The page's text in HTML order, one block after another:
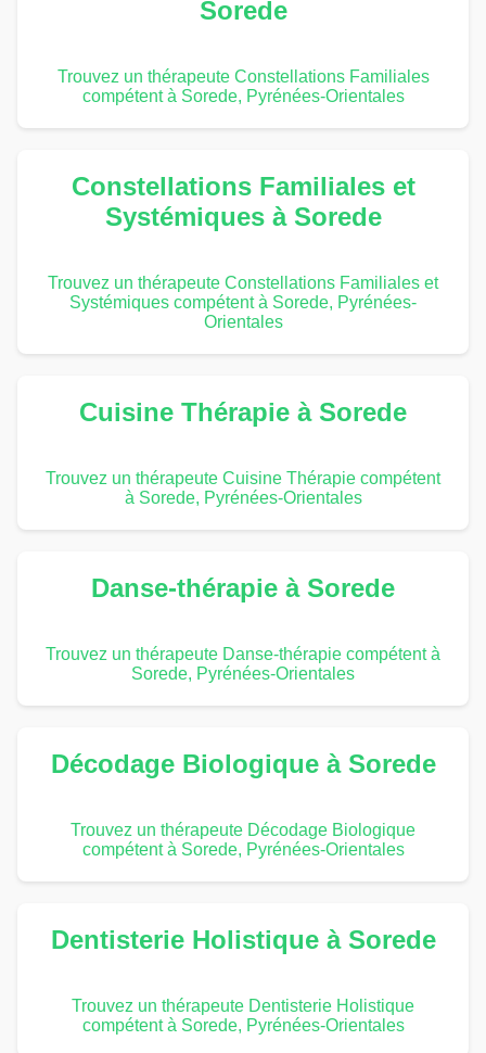
Sorede
Trouvez un thérapeute Constellations Familiales
compétent à Sorede, Pyrénées-Orientales
Constellations Familiales et
Systémiques à Sorede
Trouvez un thérapeute Constellations Familiales et
Systémiques compétent à Sorede, Pyrénées-
Orientales
Cuisine Thérapie à Sorede
Trouvez un thérapeute Cuisine Thérapie compétent
à Sorede, Pyrénées-Orientales
Danse-thérapie à Sorede
Trouvez un thérapeute Danse-thérapie compétent à
Sorede, Pyrénées-Orientales
Décodage Biologique à Sorede
Trouvez un thérapeute Décodage Biologique
compétent à Sorede, Pyrénées-Orientales
Dentisterie Holistique à Sorede
Trouvez un thérapeute Dentisterie Holistique
compétent à Sorede, Pyrénées-Orientales